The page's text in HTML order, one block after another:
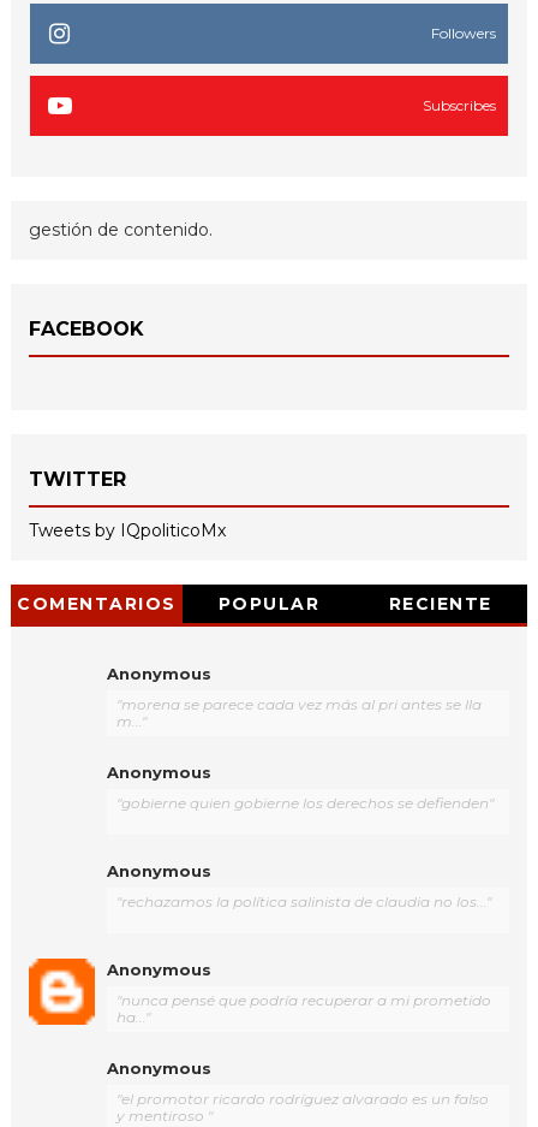
Followers
Subscribes
gestión de contenido.
FACEBOOK
TWITTER
Tweets by IQpoliticoMx
COMENTARIOS POPULAR RECIENTE
Anonymous
"morena se parece cada vez más al pri antes se lla
m..."
Anonymous
"gobierne quien gobierne los derechos se defienden"
Anonymous
"rechazamos la política salinista de claudia no los..."
Anonymous
"nunca pensé que podría recuperar a mi prometido
ha..."
Anonymous
"el promotor ricardo rodríguez alvarado es un falso
y mentiroso "